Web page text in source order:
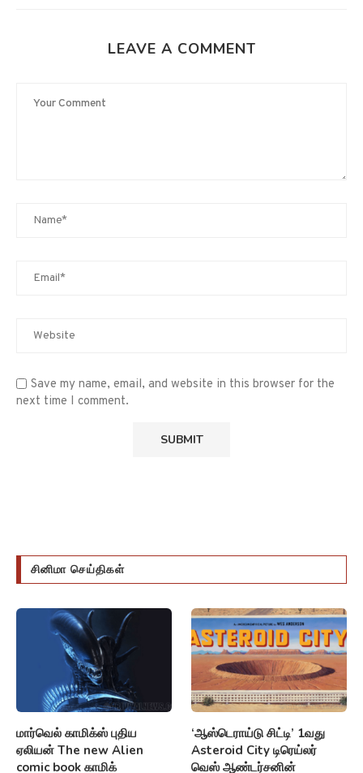
LEAVE A COMMENT
Save my name, email, and website in this browser for the
next time I comment.
சினிமா செய்திகள்
மார்வெல் காமிக்ஸ் புதிய
ஏலியன் The new Alien
comic book காமிக்
‘ஆஸ்டெராய்டு சிட்டி’ 1வது
Asteroid City டிரெய்லர்
வெஸ் ஆண்டர்சனின்